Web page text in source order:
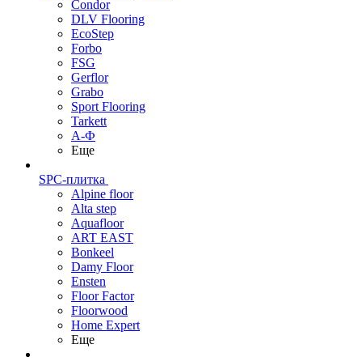
Condor
DLV Flooring
EcoStep
Forbo
FSG
Gerflor
Grabo
Sport Flooring
Tarkett
А-Ф
Еще
SPC-плитка
Alpine floor
Alta step
Aquafloor
ART EAST
Bonkeel
Damy Floor
Ensten
Floor Factor
Floorwood
Home Expert
Еще